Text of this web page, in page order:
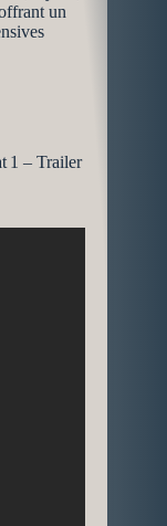
un
1 – Trailer